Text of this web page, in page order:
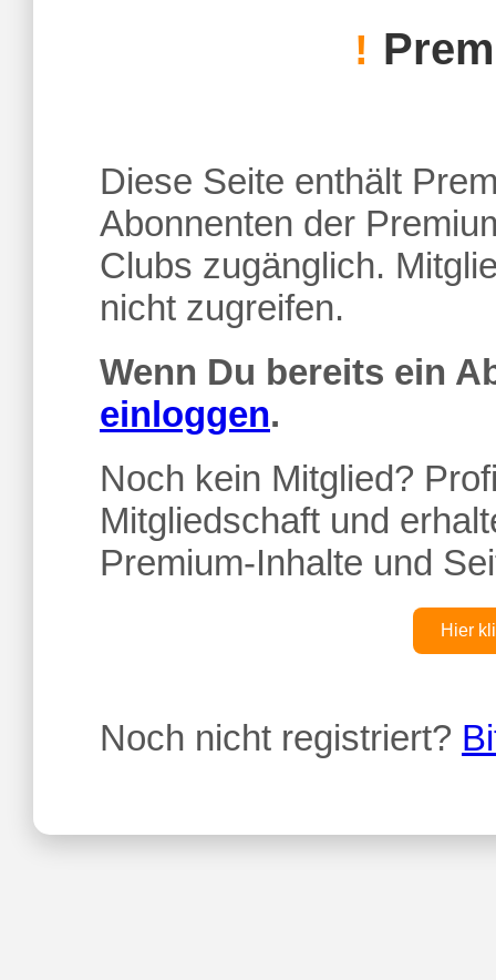
!
Diese Seite enthält
Abonnenten der
Clubs zugänglich.
nicht zugreifen.
Wenn Du bereits ein
einloggen.
Noch kein Mitglied?
Mitgliedschaft und
Premium-Inhalte und
Hier
Noch nicht registriert?